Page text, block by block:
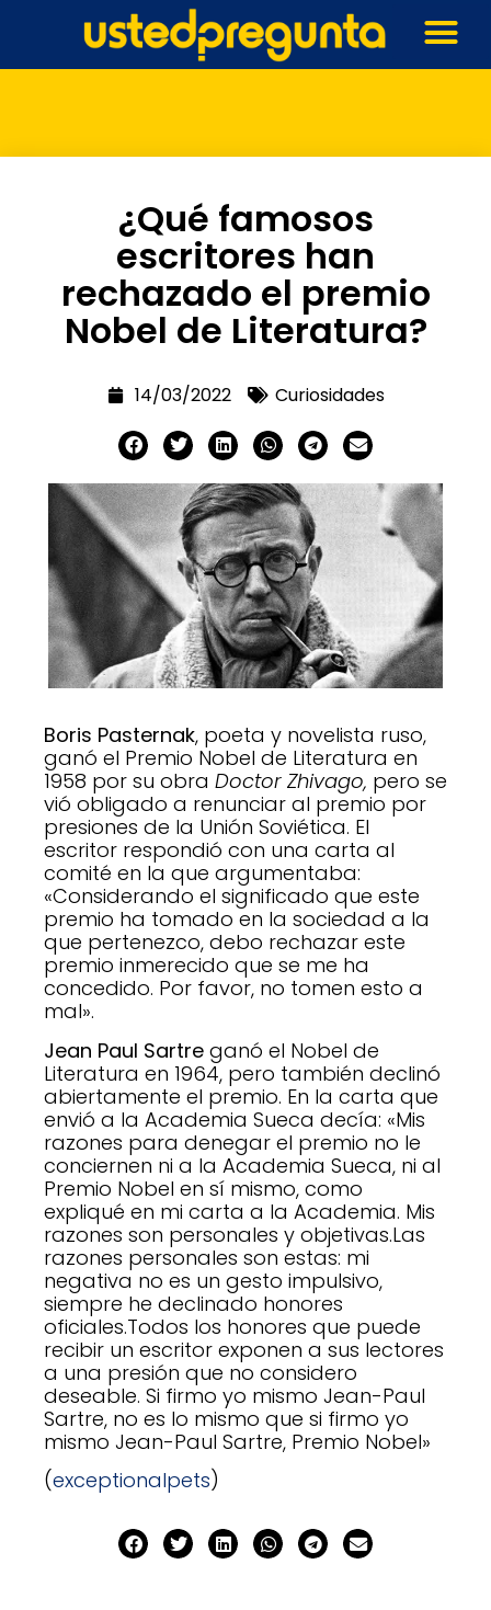
¿Qué famosos
escritores han
rechazado el premio
Nobel de Literatura?
14/03/2022 Curiosidades
Boris Pasternak, poeta y novelista ruso,
ganó el Premio Nobel de Literatura en
1958 por su obra Doctor Zhivago, pero se
vió obligado a renunciar al premio por
presiones de la Unión Soviética. El
escritor respondió con una carta al
comité en la que argumentaba:
«Considerando el significado que este
premio ha tomado en la sociedad a la
que pertenezco, debo rechazar este
premio inmerecido que se me ha
concedido. Por favor, no tomen esto a
mal».
Jean Paul Sartre ganó el Nobel de
Literatura en 1964, pero también declinó
abiertamente el premio. En la carta que
envió a la Academia Sueca decía: «Mis
razones para denegar el premio no le
conciernen ni a la Academia Sueca, ni al
Premio Nobel en sí mismo, como
expliqué en mi carta a la Academia. Mis
razones son personales y objetivas.Las
razones personales son estas: mi
negativa no es un gesto impulsivo,
siempre he declinado honores
oficiales.Todos los honores que puede
recibir un escritor exponen a sus lectores
a una presión que no considero
deseable. Si firmo yo mismo Jean-Paul
Sartre, no es lo mismo que si firmo yo
mismo Jean-Paul Sartre, Premio Nobel»
(exceptionalpets)